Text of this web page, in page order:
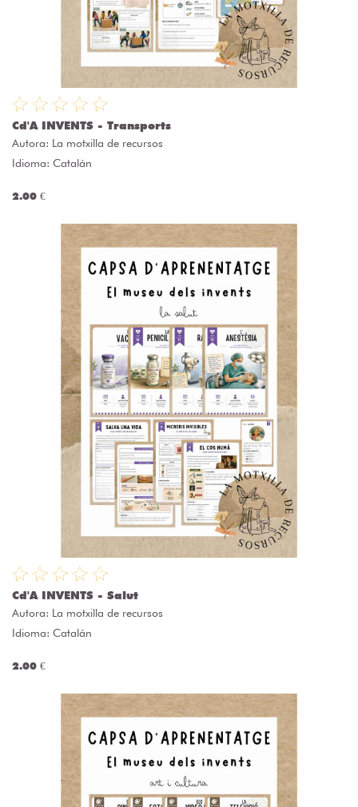
Cd'A INVENTS - Transports
Autora: La motxilla de recursos
Idioma: Catalán
2.00 €
Cd'A INVENTS - Salut
Autora: La motxilla de recursos
Idioma: Catalán
2.00 €